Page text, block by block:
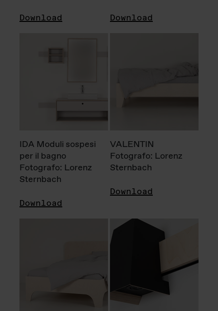
Download Download
IDA Moduli sospesi
per il bagno
Fotografo: Lorenz
Sternbach
Download
VALENTIN
Fotografo: Lorenz
Sternbach
Download